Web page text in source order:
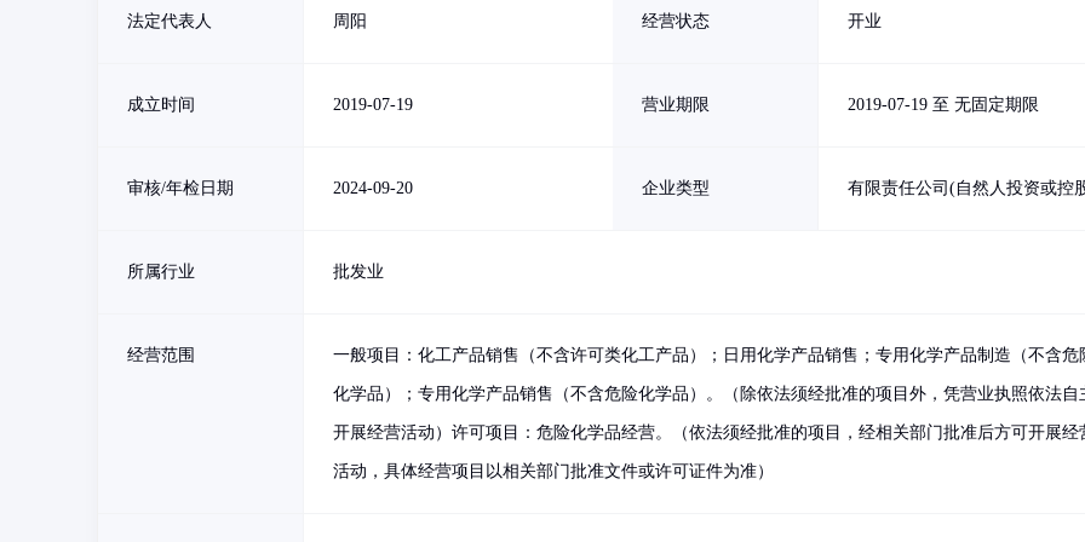
法定代表人 周阳 经营状态 开业
成立时间 2019-07-19 营业期限 2019-07-19 至 无固定期限
审核/年检日期 2024-09-20 企业类型 有限责任公司(自然人投资或控
所属行业 批发业
经营范围 一般项目：化工产品销售（不含许可类化工产品）；日用化学产品销售；专用化学产品制造（不含危
化学品）；专用化学产品销售（不含危险化学品）。（除依法须经批准的项目外，凭营业执照依法自
开展经营活动）许可项目：危险化学品经营。（依法须经批准的项目，经相关部门批准后方可开展经
活动，具体经营项目以相关部门批准文件或许可证件为准）